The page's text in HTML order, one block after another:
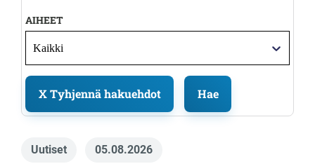
AIHEET
Kaikki
XTyhjennä hakuehdot Hae
Uutiset 05.08.2026